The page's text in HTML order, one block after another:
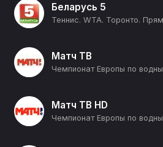
Беларусь 5
Теннис. WTA. Торонто.
Матч ТВ
Матч ТВ HD